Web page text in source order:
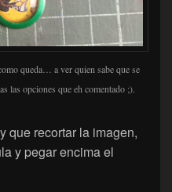
queda… a ver quien sabe que se
las opciones que eh comentado ;).
que recortar la imagen,
y pegar encima el